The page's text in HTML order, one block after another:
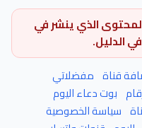
الذي ينشر في
الدليل.
قناة مفضلاتي
بوت دعاء اليوم
سياسة الخصوصية